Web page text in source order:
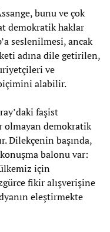
bunu ve çok
demokratik haklar
seslenilmesi, ancak
adına dile getirilen,
ve
alabilir.
faşist
olmayan demokratik
Dilekçenin başında,
balonu var:
için
fikir alışverişine
eleştirmekte